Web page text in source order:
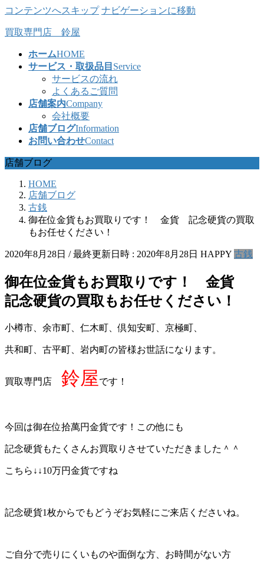
コンテンツへスキップ ナビゲーションに移動
買取専門店 鈴屋
ホームHOME
サービス・取扱品目 Service
サービスの流れ
よくあるご質問
店舗案内Company
会社概要
店舗ブログInformation
お問い合わせContact
店舗ブログ
HOME
店舗ブログ
古銭
御在位金貨もお買取りです！ 金貨 記念硬貨の買取
もお任せください！
2020年8月28日 / 最終更新日時 : 2020年8月28日 HAPPY 古銭
御在位金貨もお買取りです！ 金貨
記念硬貨の買取もお任せください！
小樽市、余市町、仁木町、倶知安町、京極町、
共和町、古平町、岩内町の皆様お世話になります。
買取専門店 鈴屋 です！
今回は御在位拾萬円金貨です！この他にも
記念硬貨もたくさんお買取りさせていただきました＾＾
こちら↓↓10万円金貨ですね
記念硬貨1枚からでもどうぞお気軽にご来店くださいね。
ご自分で売りにくいものや面倒な方、お時間がない方